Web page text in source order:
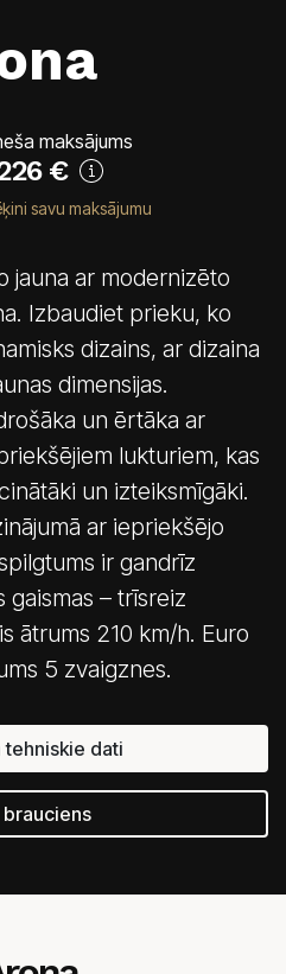
auto
maksājums
€
savu maksājumu
jauna ar modernizēto
Izbaudiet prieku, ko
dizains, ar dizaina
dimensijas.
un ērtāka ar
lukturiem, kas
un izteiksmīgāki.
ar iepriekšējo
ir gandrīz
gaismas – trīsreiz
ātrums 210 km/h. Euro
5 zvaigznes.
tehniskie dati
brauciens